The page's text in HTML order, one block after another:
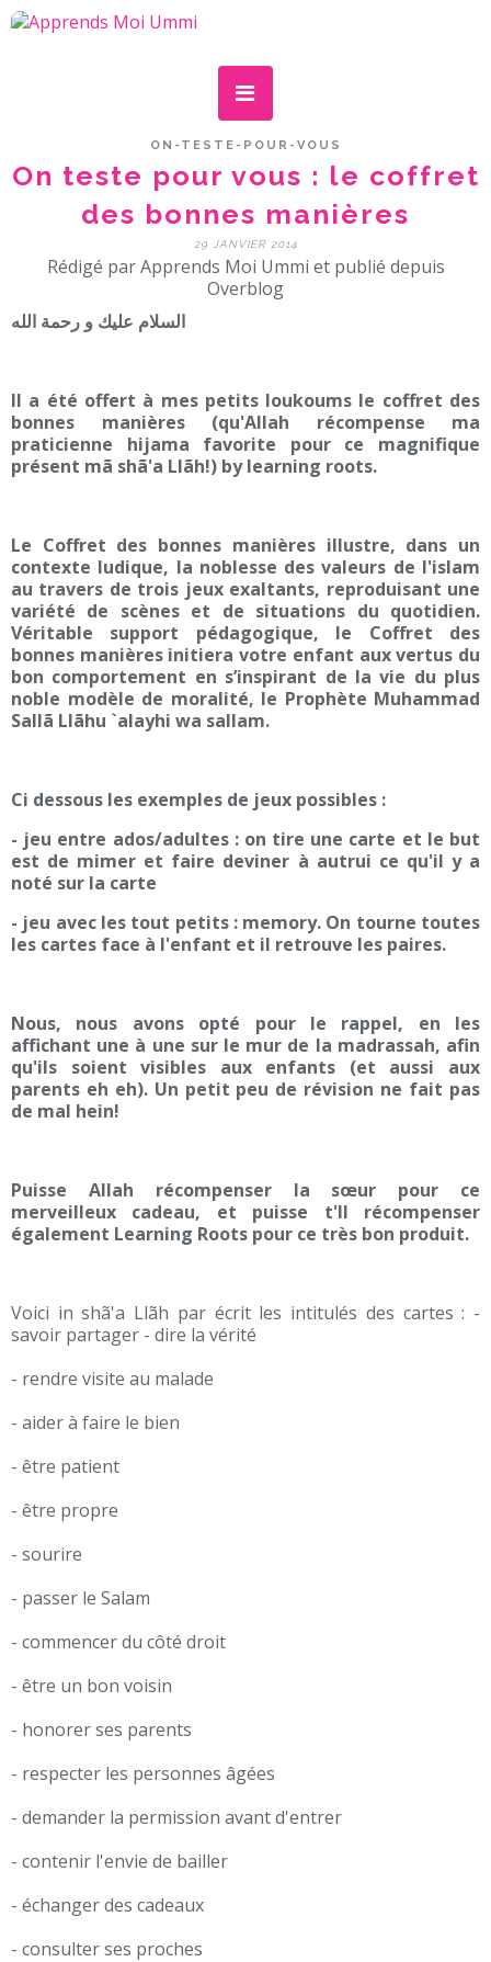
ON-TESTE-POUR-VOUS
On teste pour vous : le coffret
des bonnes manières
29 JANVIER 2014
Rédigé par Apprends Moi Ummi et publié depuis
Overblog
السلام عليك و رحمة الله
Il a été offert à mes petits loukoums le coffret des
bonnes manières (qu'Allah récompense ma
praticienne hijama favorite pour ce magnifique
présent mã shã'a Llãh!) by learning roots.
Le Coffret des bonnes manières illustre, dans un
contexte ludique, la noblesse des valeurs de l'islam
au travers de trois jeux exaltants, reproduisant une
variété de scènes et de situations du quotidien.
Véritable support pédagogique, le Coffret des
bonnes manières initiera votre enfant aux vertus du
bon comportement en s’inspirant de la vie du plus
noble modèle de moralité, le Prophète Muhammad
Sallã Llãhu `alayhi wa sallam.
Ci dessous les exemples de jeux possibles :
- jeu entre ados/adultes : on tire une carte et le but
est de mimer et faire deviner à autrui ce qu'il y a
noté sur la carte
- jeu avec les tout petits : memory. On tourne toutes
les cartes face à l'enfant et il retrouve les paires.
Nous, nous avons opté pour le rappel, en les
affichant une à une sur le mur de la madrassah, afin
qu'ils soient visibles aux enfants (et aussi aux
parents eh eh). Un petit peu de révision ne fait pas
de mal hein!
Puisse Allah récompenser la sœur pour ce
merveilleux cadeau, et puisse t'Il récompenser
également Learning Roots pour ce très bon produit.
Voici in shã'a Llãh par écrit les intitulés des cartes : -
savoir partager - dire la vérité
- rendre visite au malade
- aider à faire le bien
- être patient
- être propre
- sourire
- passer le Salam
- commencer du côté droit
- être un bon voisin
- honorer ses parents
- respecter les personnes âgées
- demander la permission avant d'entrer
- contenir l'envie de bailler
- échanger des cadeaux
- consulter ses proches